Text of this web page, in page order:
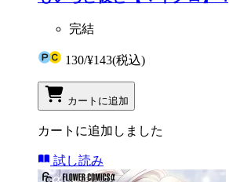
完結
130/¥143(税込)
カートに追加
カートに追加しました
試し読み